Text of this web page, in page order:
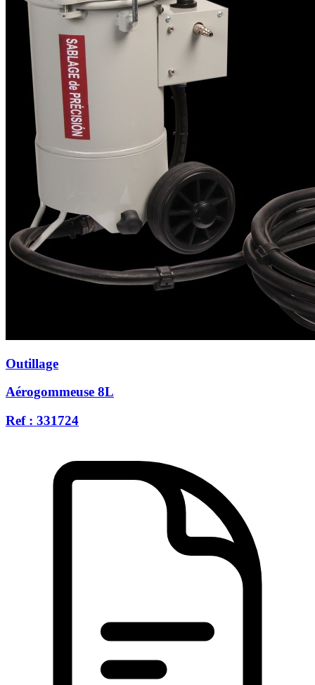
Outillage
Aérogommeuse 8L
Ref : 331724